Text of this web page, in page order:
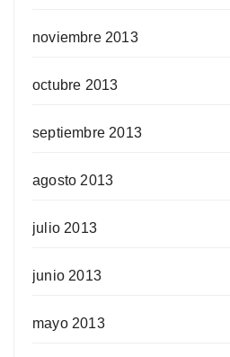
noviembre 2013
octubre 2013
septiembre 2013
agosto 2013
julio 2013
junio 2013
mayo 2013